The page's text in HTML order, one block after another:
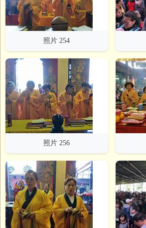
照片 254
照片 256